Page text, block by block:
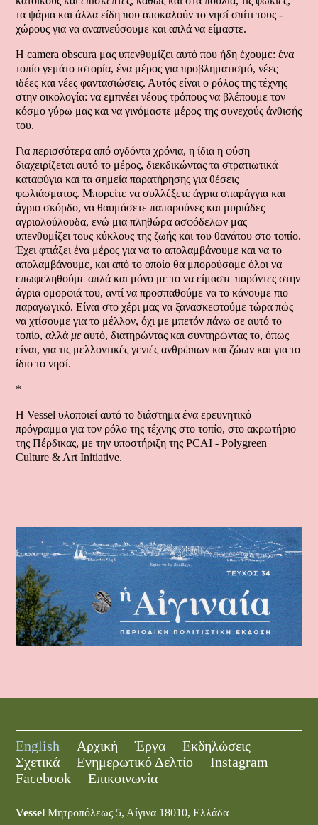
τα ψάρια και άλλα είδη που αποκαλούν το νησί σπίτι τους -
χώρους για να αναπνεύσουμε και απλά να είμαστε.
Η camera obscura μας υπενθυμίζει αυτό που ήδη έχουμε: ένα
τοπίο γεμάτο ιστορία, ένα μέρος για προβληματισμό, νέες
ιδέες και νέες φαντασιώσεις. Αυτός είναι ο ρόλος της τέχνης
στην οικολογία: να εμπνέει νέους τρόπους να βλέπουμε τον
κόσμο γύρω μας και να γινόμαστε μέρος της συνεχούς άνθισής
του.
Για περισσότερα από ογδόντα χρόνια, η ίδια η φύση
διαχειρίζεται αυτό το μέρος, διεκδικώντας τα στρατιωτικά
καταφύγια και τα σημεία παρατήρησης για θέσεις
φωλιάσματος. Μπορείτε να συλλέξετε άγρια σπαράγγια και
άγριο σκόρδο, να θαυμάσετε παπαρούνες και μυριάδες
αγριολούλουδα, ενώ μια πληθώρα ασφόδελων μας
υπενθυμίζει τους κύκλους της ζωής και του θανάτου στο τοπίο.
Έχει φτιάξει ένα μέρος για να το απολαμβάνουμε και να το
απολαμβάνουμε, και από το οποίο θα μπορούσαμε όλοι να
επωφεληθούμε απλά και μόνο με το να είμαστε παρόντες στην
άγρια ομορφιά του, αντί να προσπαθούμε να το κάνουμε πιο
παραγωγικό. Είναι στο χέρι μας να ξανασκεφτούμε τώρα πώς
να χτίσουμε για το μέλλον, όχι με μπετόν πάνω σε αυτό το
τοπίο, αλλάμεαυτό, διατηρώντας και συντηρώντας το, όπως
είναι, για τις μελλοντικές γενιές ανθρώπων και ζώων και για το
ίδιο το νησί.
*
Η Vessel υλοποιεί αυτό το διάστημα ένα ερευνητικό
πρόγραμμα για τον ρόλο της τέχνης στο τοπίο, στο ακρωτήριο
της Πέρδικας, με την υποστήριξη της PCAI - Polygreen
Culture & Art Initiative.
English Αρχική Έργα
Εκδηλώσεις
Σχετικά
Ενημερωτικό Δελτίο
Instagram
Facebook
Επικοινωνία
Vessel Μητροπόλεως 5, Αίγινα 18010, Ελλάδα